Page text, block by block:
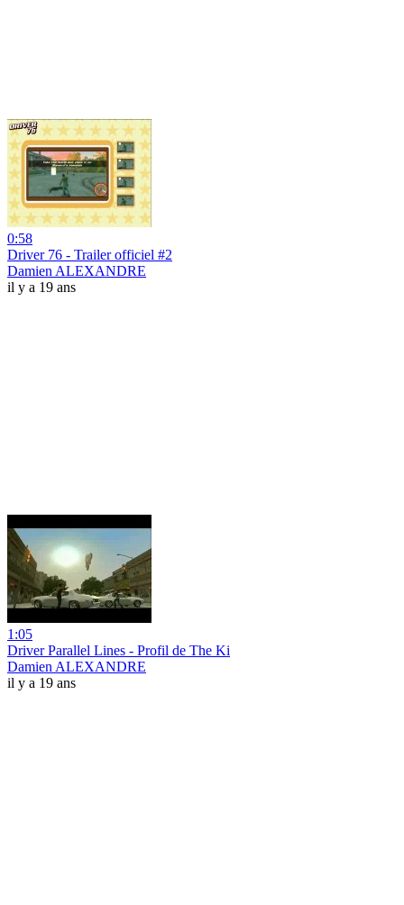
0:58
Driver 76 - Trailer officiel #2
Damien ALEXANDRE
il y a 19 ans
1:05
Driver Parallel Lines - Profil de The Ki
Damien ALEXANDRE
il y a 19 ans